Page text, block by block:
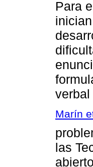
Para
verbal
Marín
las